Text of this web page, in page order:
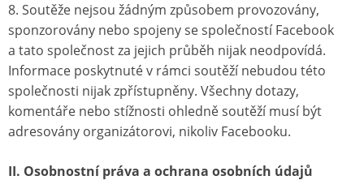
8. Soutěže nejsou žádným způsobem provozovány,
sponzorovány nebo spojeny se společností Facebook
a tato společnost za jejich průběh nijak neodpovídá.
Informace poskytnuté v rámci soutěží nebudou této
společnosti nijak zpřístupněny. Všechny dotazy,
komentáře nebo stížnosti ohledně soutěží musí být
adresovány organizátorovi, nikoliv Facebooku.
II. Osobnostní práva a ochrana osobních údajů